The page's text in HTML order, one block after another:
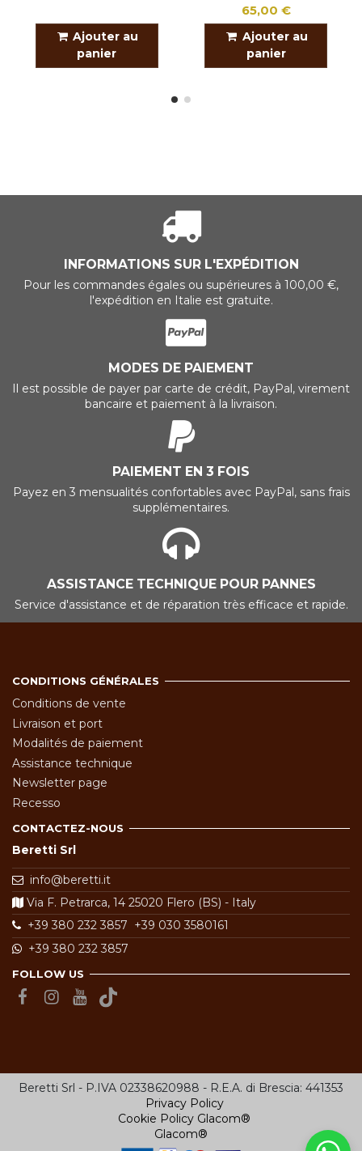
Ajouter au
panier
65,00 €
Ajouter au
panier
INFORMATIONS SUR L'EXPÉDITION
Pour les commandes égales ou supérieures à 100,00 €,
l'expédition en Italie est gratuite.
MODES DE PAIEMENT
Il est possible de payer par carte de crédit, PayPal, virement
bancaire et paiement à la livraison.
PAIEMENT EN 3 FOIS
Payez en 3 mensualités confortables avec PayPal, sans frais
supplémentaires.
ASSISTANCE TECHNIQUE POUR PANNES
Service d'assistance et de réparation très efficace et rapide.
CONDITIONS GÉNÉRALES
Conditions de vente
Livraison et port
Modalités de paiement
Assistance technique
Newsletter page
Recesso
CONTACTEZ-NOUS
Beretti Srl
info@beretti.it
Via F. Petrarca, 14 25020 Flero (BS) - Italy
+39 380 232 3857 +39 030 3580161
+39 380 232 3857
FOLLOW US
Beretti Srl - P.IVA 02338620988 - R.E.A. di Brescia: 441353
Privacy Policy
Cookie Policy Glacom®
Glacom®